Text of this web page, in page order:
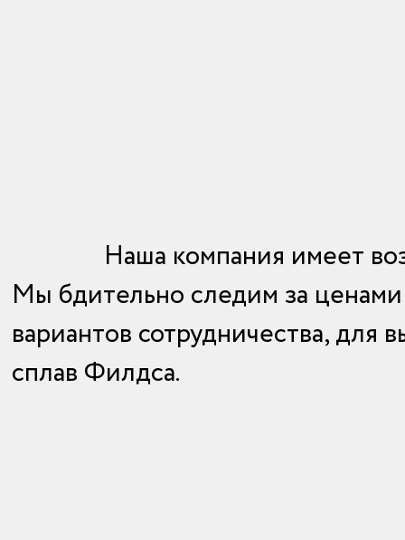
Наша компания имеет
Мы бдительно следим за
вариантов сотрудничества,
сплав Филдса.